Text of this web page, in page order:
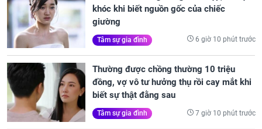
khóc khi biết nguồn gốc của chiếc
giường
Tâm sự gia đình 6 giờ 10 phút trước
Thường được chồng thường 10 triệu
đồng, vợ vô tư hưởng thụ rồi cay mắt khi
biết sự thật đằng sau
Tâm sự gia đình 7 giờ 10 phút trước